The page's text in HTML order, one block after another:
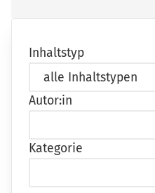
Inhaltstyp
Autor:in
Kategorie